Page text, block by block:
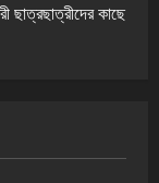
ছাত্রছাত্রীদের কাছে